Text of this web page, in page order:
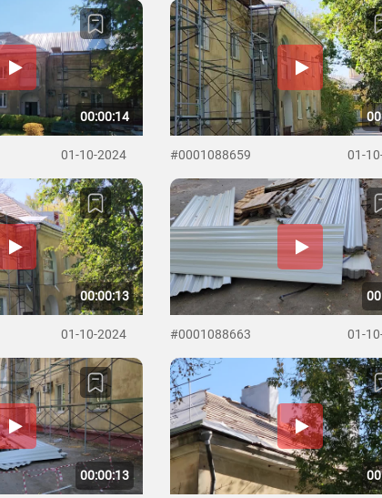
00:00:14
01-10-2024 #0001088659 01-
00:00:13
01-10-2024 #0001088663 01-
00:00:13